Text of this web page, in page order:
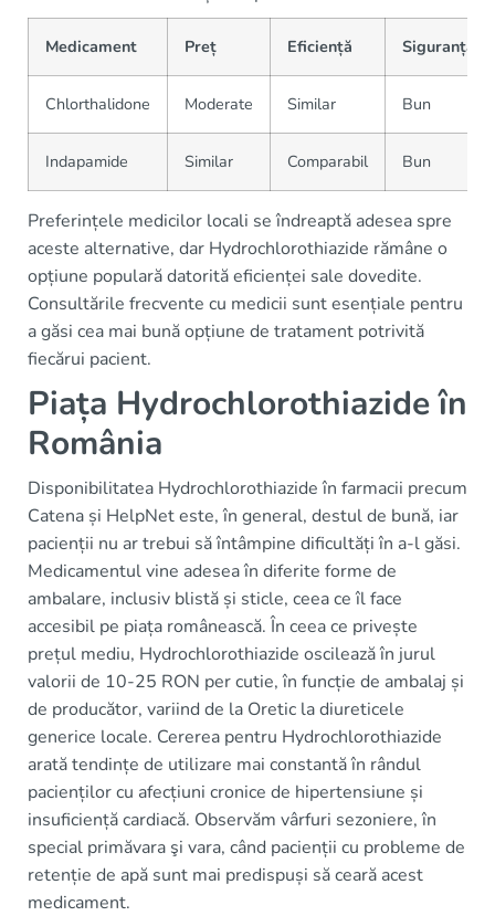
Medicament Preț Eficiență Siguranță
Chlorthalidone Moderate Similar Bun
Indapamide Similar Comparabil Bun
Preferințele medicilor locali se îndreaptă adesea spre
aceste alternative, dar Hydrochlorothiazide rămâne o
opțiune populară datorită eficienței sale dovedite.
Consultările frecvente cu medicii sunt esențiale pentru
a găsi cea mai bună opțiune de tratament potrivită
fiecărui pacient.
Piața Hydrochlorothiazide în
România
Disponibilitatea Hydrochlorothiazide în farmacii precum
Catena și HelpNet este, în general, destul de bună, iar
pacienții nu ar trebui să întâmpine dificultăți în a-l găsi.
Medicamentul vine adesea în diferite forme de
ambalare, inclusiv blistă și sticle, ceea ce îl face
accesibil pe piața românească. În ceea ce privește
prețul mediu, Hydrochlorothiazide oscilează în jurul
valorii de 10-25 RON per cutie, în funcție de ambalaj și
de producător, variind de la Oretic la diureticele
generice locale. Cererea pentru Hydrochlorothiazide
arată tendințe de utilizare mai constantă în rândul
pacienților cu afecțiuni cronice de hipertensiune și
insuficiență cardiacă. Observăm vârfuri sezoniere, în
special primăvara şi vara, când pacienții cu probleme de
retenție de apă sunt mai predispuși să ceară acest
medicament.